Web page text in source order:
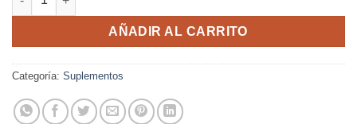
AÑADIR AL CARRITO
Categoría: Suplementos